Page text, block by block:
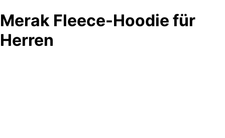
Merak Fleece-Hoodie für
Herren